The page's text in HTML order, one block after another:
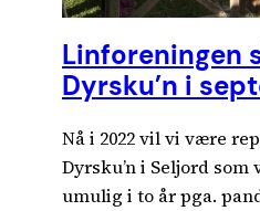
Linforeningen
Dyrsku’n i
Nå i 2022 vil vi være
Dyrsku’n i Seljord
umulig i to år pga.